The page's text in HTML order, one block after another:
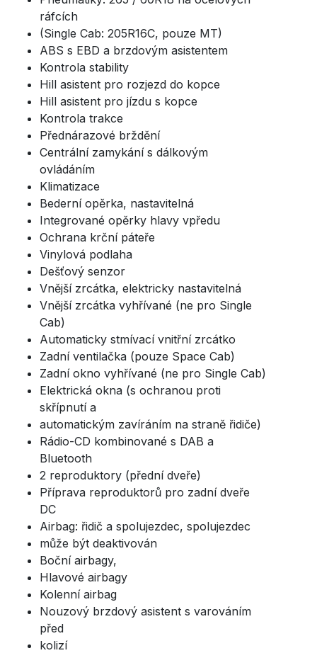
ráfcích
(Single Cab: 205R16C, pouze MT)
ABS s EBD a brzdovým asistentem
Kontrola stability
Hill asistent pro rozjezd do kopce
Hill asistent pro jízdu s kopce
Kontrola trakce
Přednárazové brždění
Centrální zamykání s dálkovým
ovládáním
Klimatizace
Bederní opěrka, nastavitelná
Integrované opěrky hlavy vpředu
Ochrana krční páteře
Vinylová podlaha
Dešťový senzor
Vnější zrcátka, elektricky nastavitelná
Vnější zrcátka vyhřívané (ne pro Single
Cab)
Automaticky stmívací vnitřní zrcátko
Zadní ventilačka (pouze Space Cab)
Zadní okno vyhřívané (ne pro Single Cab)
Elektrická okna (s ochranou proti
skřípnutí a
automatickým zavíráním na straně řidiče)
Rádio-CD kombinované s DAB a
Bluetooth
2 reproduktory (přední dveře)
Příprava reproduktorů pro zadní dveře
DC
Airbag: řidič a spolujezdec, spolujezdec
může být deaktivován
Boční airbagy,
Hlavové airbagy
Kolenní airbag
Nouzový brzdový asistent s varováním
před
kolizí